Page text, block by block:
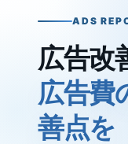
ADS
広告改
広告費
善点を